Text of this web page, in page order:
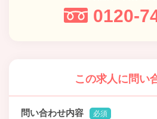
0120-
この求人に問い
問い合わせ内容 必須